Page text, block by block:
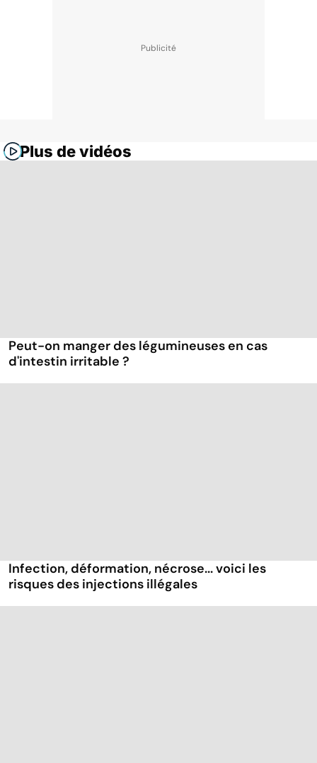
Plus de vidéos
Peut-on manger des légumineuses en cas
d'intestin irritable ?
Infection, déformation, nécrose... voici les
risques des injections illégales